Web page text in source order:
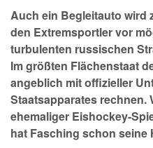
Auch ein Begleitauto wird
den Extremsportler vor
turbulenten russischen
Im größten Flächenstaat
angeblich mit offizieller
Staatsapparates rechnen.
ehemaliger Eishockey-
hat Fasching schon seine